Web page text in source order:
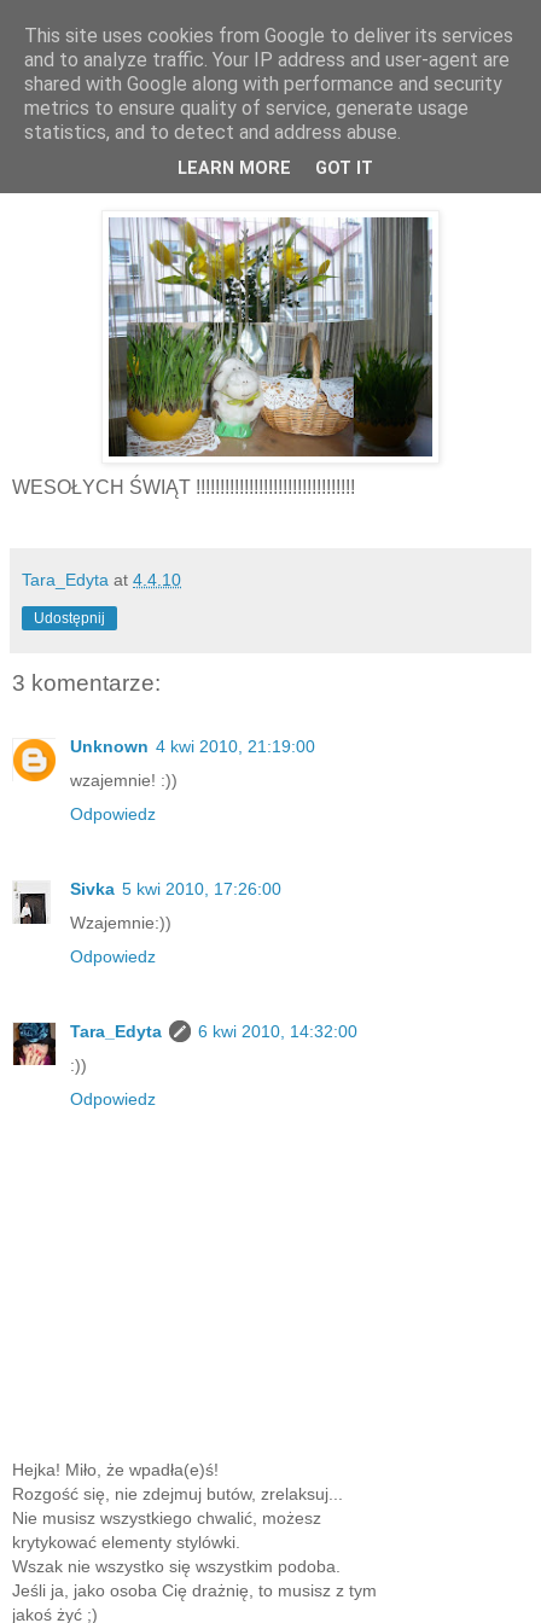
04 kwietnia 2010
WESOŁYCH ŚWIĄT !!!!!!!!!!!!!!!!!!!!!!!!!!!!!!!!!
Tara_Edyta at 4.4.10
Udostępnij
3 komentarze:
Unknown 4 kwi 2010, 21:19:00
wzajemnie! :))
Odpowiedz
Sivka 5 kwi 2010, 17:26:00
Wzajemnie:))
Odpowiedz
Tara_Edyta
6 kwi 2010, 14:32:00
:))
Odpowiedz
Hejka! Miło, że wpadła(e)ś!
Rozgość się, nie zdejmuj butów, zrelaksuj...
Nie musisz wszystkiego chwalić, możesz
krytykować elementy stylówki.
Wszak nie wszystko się wszystkim podoba.
Jeśli ja, jako osoba Cię drażnię, to musisz z tym
jakoś żyć ;)
This site uses cookies from Google to deliver its services
and to analyze traffic. Your IP address and user-agent are
shared with Google along with performance and security
metrics to ensure quality of service, generate usage
statistics, and to detect and address abuse.
LEARN MORE GOT IT